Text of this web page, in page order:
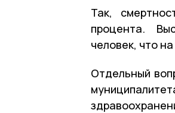
Так,
процента.
человек, что
Отдельный